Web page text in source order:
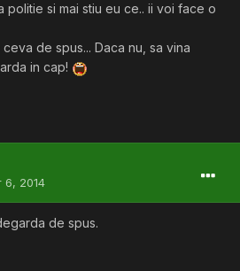
politie si mai stiu eu ce.. ii voi face o
de spus... Daca nu, sa vina
in cap!
6, 2014
de spus.